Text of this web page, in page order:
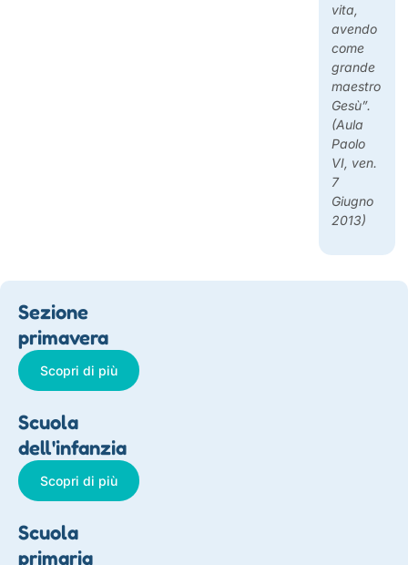
vita,
avendo
come
grande
maestro
Gesù”.
(Aula
Paolo
VI, ven.
7
Giugno
2013)
Sezione
primavera
Scopri di più
Scuola
dell'infanzia
Scopri di più
Scuola
primaria